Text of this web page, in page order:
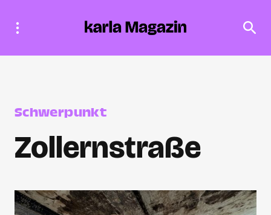
Schwerpunkt
Zollernstraße